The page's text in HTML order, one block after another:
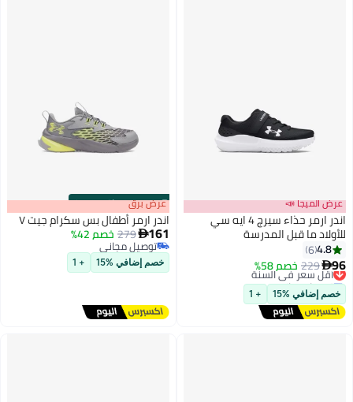
عرض الميجا 📣
اندر ارمر حذاء سيرج 4 ايه سي
للأولاد ما قبل المدرسة
4.8
6
96
229 خصم 58%
أقل سعر في السنة
توصيل مجاني
أقل سعر في السنة
خصم إضافي %15 + 1
00m:00s
·باقي 100% عرض برق
اندر ارمر أطفال بس سكرام جيت ٧
161
279 خصم 42%
توصيل مجاني
توصيل مجاني
خصم إضافي %15 + 1